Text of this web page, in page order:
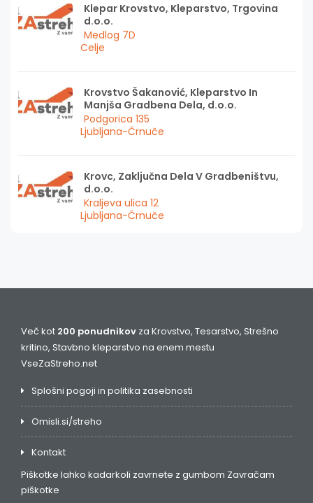
Klepar Krovstvo, Kleparstvo, Trgovina
d.o.o.
Medlog 7D
Celje
Krovstvo Šakanović, Kleparstvo In
Manjša Gradbena Dela, d.o.o.
Podgorica 135
Ljubljana-Črnuče
Krovc, Zaključna Dela V Gradbeništvu,
d.o.o.
Kraljeva ulica 12
Ljubljana-Črnuče
Več kot 200 ponudnikov za Krovstvo, Tesarstvo, Strešno
kritino, Stavbno kleparstvo na enem mestu
VseZaStreho.net
Splošni pogoji in politika zasebnosti
Omisli.si/streho
Kontakt
Piškotke lahko kadarkoli zavrnete z gumbom Zavračam
piškotke